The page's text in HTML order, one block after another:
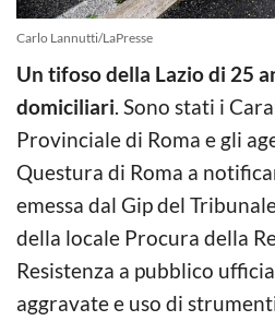
Carlo Lannutti/LaPresse
Un tifoso della Lazio di 25
domiciliari. Sono stati i
Provinciale di Roma e gli
Questura di Roma a
emessa dal Gip del
della locale Procura della
Resistenza a pubblico
aggravate e uso di